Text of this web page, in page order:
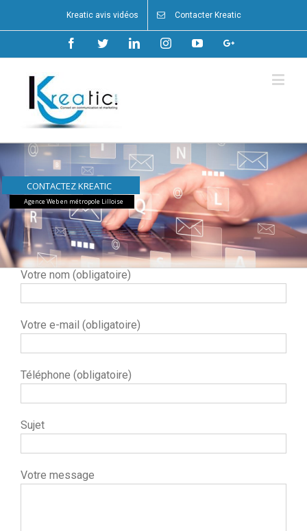
Kreatic avis vidéos Contacter Kreatic
FacebookTwitterLinkedinInstagramYoutubeGoogle+
CONTACTEZ KREATIC
Agence Web en métropole Lilloise
Votre nom (obligatoire)
Votre e-mail (obligatoire)
Téléphone (obligatoire)
Sujet
Votre message